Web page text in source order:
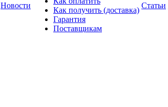
Новости
Как получить (доставка)
Гарантия
Поставщикам
Статьи